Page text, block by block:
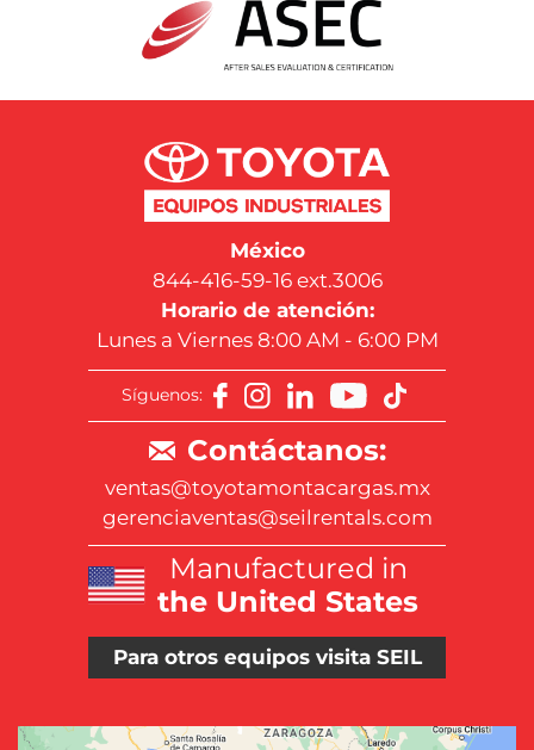
México
844-416-59-16 ext.3006
Horario de atención:
Lunes a Viernes 8:00 AM - 6:00 PM
Síguenos:
Contáctanos:
ventas@toyotamontacargas.mx
gerenciaventas@seilrentals.com
Manufactured in
the United States
Para otros equipos visita SEIL